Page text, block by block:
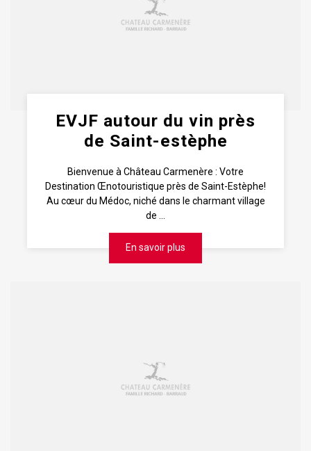
EVJF autour du vin près
de Saint-estèphe
Bienvenue à Château Carmenère : Votre
Destination Œnotouristique près de Saint-Estèphe!
Au cœur du Médoc, niché dans le charmant village
de ...
En savoir plus